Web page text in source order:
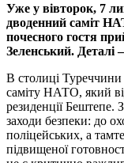
Уже у вівторок, 7
дводенний саміт
почесного гостя
Зеленський. Деталі
В столиці Туреччини
саміту НАТО, який
резиденції Бештепе.
заходи безпеки: до
поліцейських, а
підвищеної